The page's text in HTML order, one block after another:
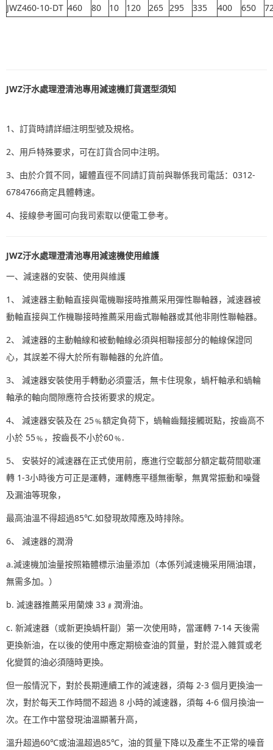
JWZ460-10-DT 460 80 10 120 265 295 335 400 650
JWZ汙水處理澄清池專用減速機訂貨選型須知
1、訂貨時請詳細注明型號及規格。
2、用戶特殊要求，可在訂貨合同中注明。
3、由於介質不同，罐體直徑不同請訂貨前與聯係我司電話：0312-
6784766商定具體轉速。
4、接線參考圖可向我司索取以便電工參考。
JWZ汙水處理澄清池專用減速機使用維護
一、減速器的安裝、使用與維護
1、 減速器主動軸直接與電機聯接時推薦采用彈性聯軸器，減速器被
動軸直接與工作機聯接時推薦采用齒式聯軸器或其他非剛性聯軸器。
2、 減速器的主動軸線和被動軸線必須與相聯接部分的軸線保證同
心，其誤差不得大於所有聯軸器的允許值。
3、 減速器安裝使用手轉動必須靈活，無卡住現象，蝸杆軸承和蝸輪
軸承的軸向間隙應符合技術要求的規定。
4、 減速器安裝及在 25﹪額定負荷下，蝸輪齒麵接觸斑點，按齒高不
小於 55﹪，按齒長不小於60﹪.
5、 安裝好的減速器在正式使用前，應進行空載部分額定載荷間歇運
轉 1-3小時後方可正是運轉，運轉應平穩無衝擊，無異常振動和噪聲
及漏油等現象，
最高油溫不得超過85℃.如發現故障應及時排除。
6、 減速器的潤滑
a.減速機加油量按照箱體標示油量添加（本係列減速機采用隔油環，
無需多加。）
b. 減速器推薦采用蘭煉 33﹟潤滑油。
c. 新減速器（或新更換蝸杆副）第一次使用時，當運轉 7-14 天後需
更換新油，在以後的使用中應定期檢查油的質量，對於混入雜質或老
化變質的油必須隨時更換。
但一般情況下，對於長期連續工作的減速器，須每 2-3 個月更換油一
次，對於每天工作時間不超過 8 小時的減速器，須每 4-6 個月換油一
次。在工作中當發現油溫顯著升高，
溫升超過60℃或油溫超過85℃，油的質量下降以及產生不正常的噪音